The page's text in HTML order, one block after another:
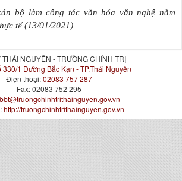
bộ làm công tác văn hóa văn nghệ năm
tế (13/01/2021)
THÁI NGUYÊN - TRƯỜNG CHÍNH TRỊ
330/1 Đường Bắc Kạn - TP.Thái Nguyên
Điện thoại:02083 757 287
Fax:02083 752 295
bbt@truongchinhtrithainguyen.gov.vn
http://truongchinhtrithainguyen.gov.vn